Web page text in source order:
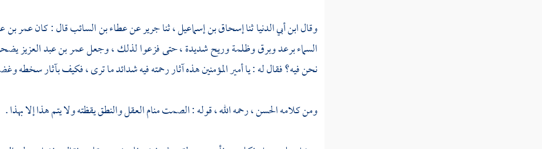
وقالابن أبي الدنياثناإسحاق بن إسماعيل ،ثناجريرعنعطاء بن السائبقال : كانعمر بن
السماء برعد وبرق وظلمة وريح شديدة ، حتى فزعوا لذلك ، وجعلعمر بن عبد العزيز
نحن فيه؟ فقال له : يا أمير المؤمنين هذه آثار رحمته فيه شدائد ما ترى ، فكيف بآثار سخطه
ومن كلامه الحسن ، رحمه الله ، قوله : الصمت منام العقل والنطق يقظته ولا يتم هذا إلا بهذا .